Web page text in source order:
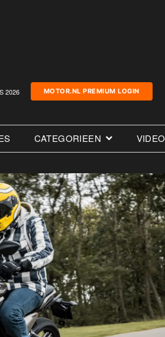
2026 MOTOR.NL PREMIUM LOGIN
CATEGORIEEN VIDEO